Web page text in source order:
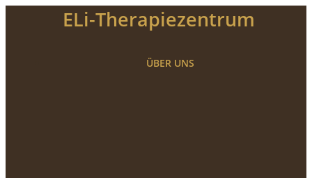
ELi-Therapiezentrum
ÜBER UNS